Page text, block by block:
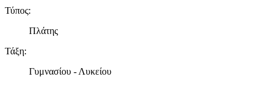
Τύπος:
Πλάτης
Τάξη:
Γυμνασίου - Λυκείου